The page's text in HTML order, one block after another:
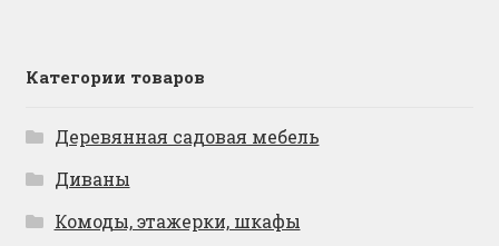
Категории товаров
Деревянная садовая мебель
Диваны
Комоды, этажерки, шкафы